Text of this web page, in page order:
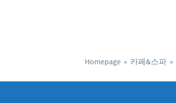
Homepage » 카페&스파 »